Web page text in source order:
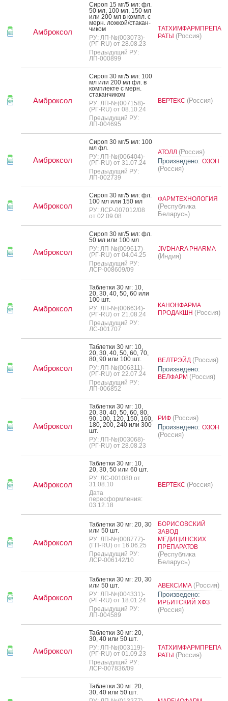
Амброксол
Си­роп 15 мг/5 мл: фл.
50 мл, 100 мл, 150 мл
или 200 мл в компл. с
мерн. лож­кой/ста­кан­
чи­ком
РУ: ЛП-№(003073)-
(РГ-RU) от 28.08.23
Предыдущий РУ:
ЛП-000899
ТАТХИМФАРМПРЕПА
РАТЫ (Россия)
Амброксол
Си­роп 30 мг/5 мл: 100
мл или 200 мл фл. в
ком­плек­те с мерн.
ста­кан­чи­ком
РУ: ЛП-№(007158)-
(РГ-RU) от 08.10.24
Предыдущий РУ:
ЛП-004695
ВЕРТЕКС (Россия)
Амброксол
Си­роп 30 мг/5 мл: 100
мл фл.
РУ: ЛП-№(006404)-
(РГ-RU) от 31.07.24
Предыдущий РУ:
ЛП-002739
АТОЛЛ (Россия)
Произведено: ОЗОН
(Россия)
Амброксол
Си­роп 30 мг/5 мл: фл.
100 мл или 150 мл
РУ: ЛСР-007012/08
от 02.09.08
ФАРМТЕХНОЛОГИЯ
(Республика
Беларусь)
Амброксол
Си­роп 30 мг/5 мл: фл.
50 мл или 100 мл
РУ: ЛП-№(009617)-
(РГ-RU) от 04.04.25
Предыдущий РУ:
ЛСР-008609/09
JIVDHARA PHARMA
(Индия)
Амброксол
Таб­летки 30 мг: 10,
20, 30, 40, 50, 60 или
100 шт.
РУ: ЛП-№(006634)-
(РГ-RU) от 21.08.24
Предыдущий РУ:
ЛС-001707
КАНОНФАРМА
ПРОДАКШН (Россия)
Амброксол
Таб­летки 30 мг: 10,
20, 30, 40, 50, 60, 70,
80, 90 или 100 шт.
РУ: ЛП-№(006311)-
(РГ-RU) от 22.07.24
Предыдущий РУ:
ЛП-006852
ВЕЛТРЭЙД (Россия)
Произведено:
ВЕЛФАРМ (Россия)
Амброксол
Таб­летки 30 мг: 10,
20, 30, 40, 50, 60, 80,
90, 100, 120, 150, 160,
180, 200, 240 или 300
шт.
РУ: ЛП-№(003068)-
(РГ-RU) от 28.08.23
РИФ (Россия)
Произведено: ОЗОН
(Россия)
Амброксол
Таб­летки 30 мг: 10,
20, 30, 50 или 60 шт.
РУ: ЛС-001080 от
31.08.10
Дата
переоформления:
03.12.18
ВЕРТЕКС (Россия)
Амброксол
Таб­летки 30 мг: 20, 30
или 50 шт.
РУ: ЛП-№(008777)-
(ГП-RU) от 16.06.25
Предыдущий РУ:
ЛСР-006142/10
БОРИСОВСКИЙ
ЗАВОД
МЕДИЦИНСКИХ
ПРЕПАРАТОВ
(Республика
Беларусь)
Амброксол
Таб­летки 30 мг: 20, 30
или 50 шт.
РУ: ЛП-№(004331)-
(РГ-RU) от 18.01.24
Предыдущий РУ:
ЛП-004589
АВЕКСИМА (Россия)
Произведено:
ИРБИТСКИЙ ХФЗ
(Россия)
Амброксол
Таб­летки 30 мг: 20,
30, 40 или 50 шт.
РУ: ЛП-№(003119)-
(РГ-RU) от 01.09.23
Предыдущий РУ:
ЛСР-007836/09
ТАТХИМФАРМПРЕПА
РАТЫ (Россия)
Таб­летки 30 мг: 20,
30, 40 или 50 шт.